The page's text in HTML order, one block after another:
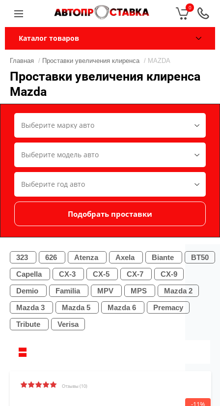
0
Каталог товаров
Главная / Проставки увеличения клиренса / MAZDA
Проставки увеличения клиренса
Mazda
323 626 Atenza Axela Biante
BT50
Capella
CX-3 CX-5 CX-7
CX-9
Demio
Familia MPV MPS
Mazda 2
Mazda 3
Mazda 5 Mazda 6
Premacy
Tribute
Verisa
Отзывы (10)
-11%